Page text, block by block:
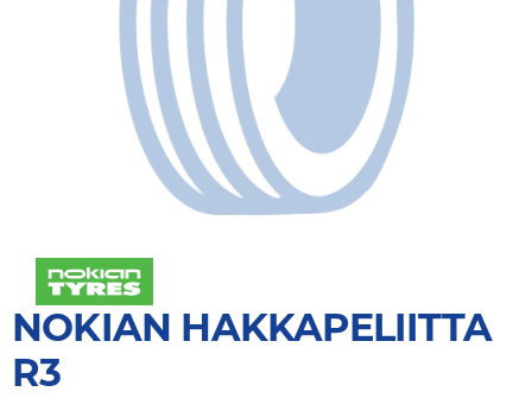
NOKIAN HAKKAPELIITTA
R3